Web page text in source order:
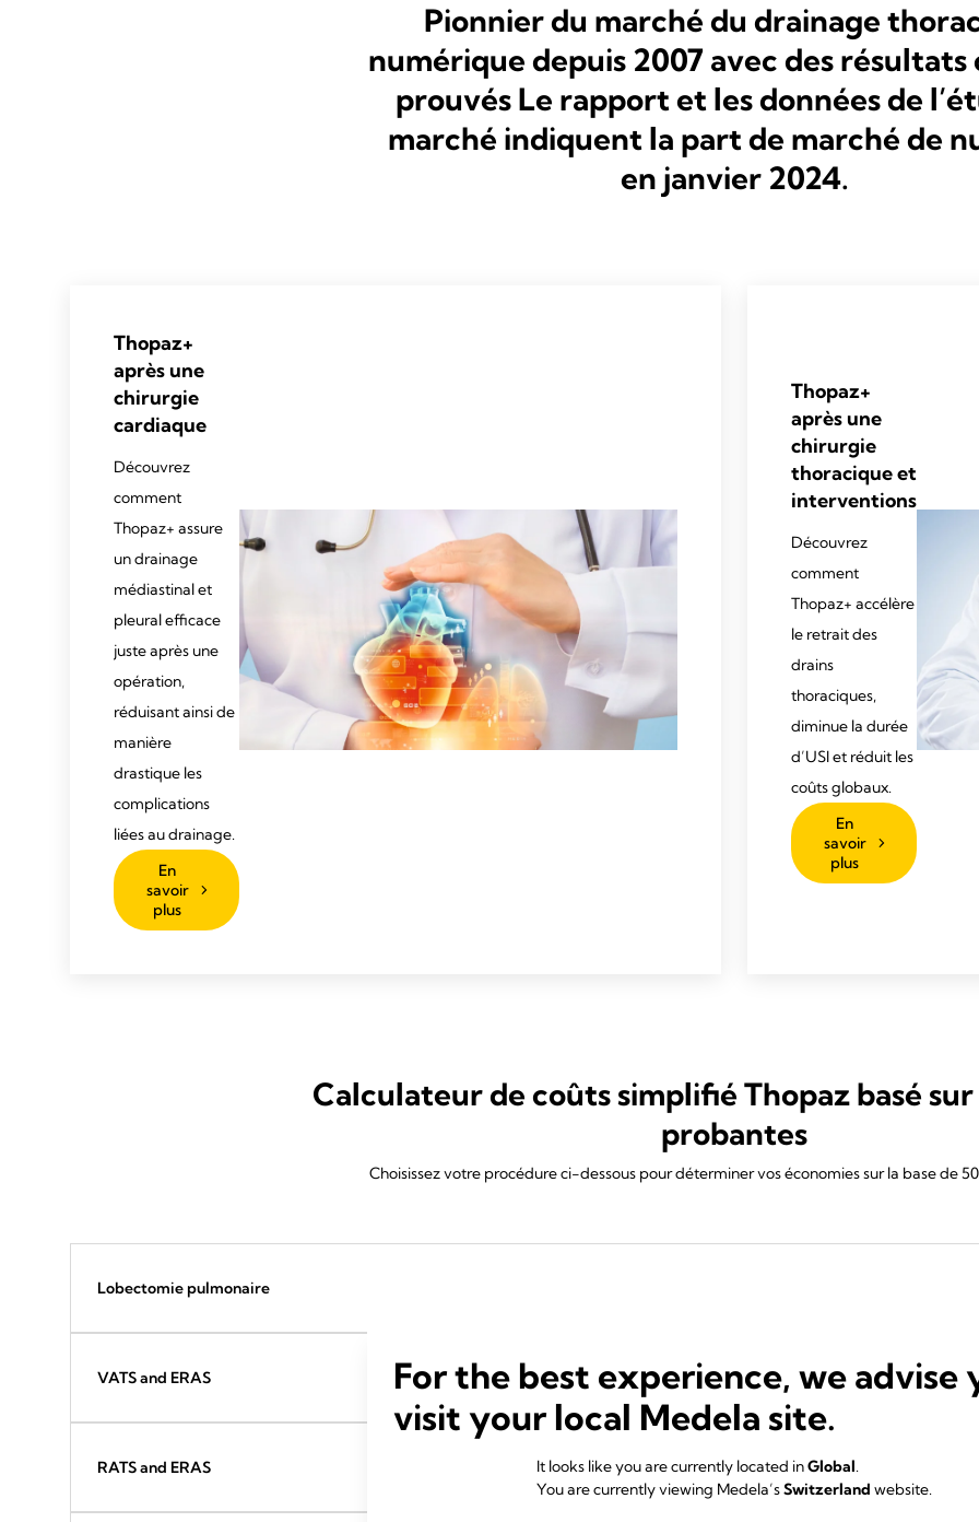
Pionnier du marché du drainage
numérique depuis 2007 avec des résultats
prouvés Le rapport et les données de
marché indiquent la part de marché de
en janvier 2024.
Thopaz+
après une
chirurgie
cardiaque
Découvrez
comment
Thopaz+ assure
un drainage
médiastinal et
pleural efficace
juste après une
opération,
réduisant ainsi de
manière
drastique les
complications
liées au drainage.
En
savoir
plus
Thopaz+
après une
chirurgie
thoracique et
interventions
Découvrez
comment
Thopaz+ accélère
le retrait des
drains
thoraciques,
diminue la durée
d’USI et réduit les
coûts globaux.
En
savoir
plus
Calculateur de coûts simplifié Thopaz basé sur
probantes
Choisissez votre procédure ci-dessous pour déterminer vos économies sur la base de
Lobectomie pulmonaire
VATS and ERAS
RATS and ERAS
For the best experience, we advise
visit your local Medela site.
It looks like you are currently located inGlobal.
You are currently viewing Medela’sSwitzerland website.